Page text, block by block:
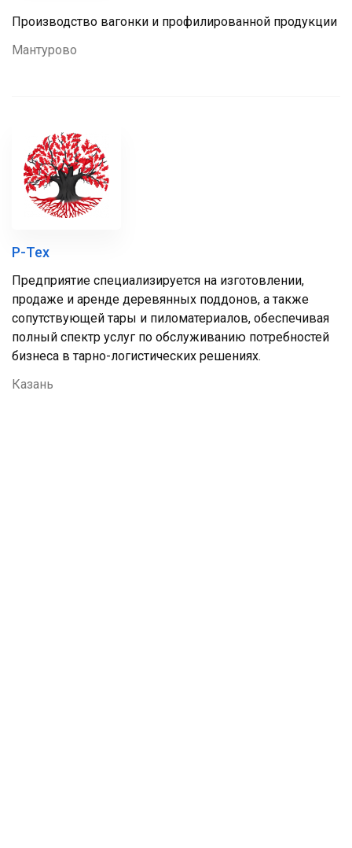
Производство вагонки и профилированной продукции
Мантурово
Р-Тех
Предприятие специализируется на изготовлении,
продаже и аренде деревянных поддонов, а также
сопутствующей тары и пиломатериалов, обеспечивая
полный спектр услуг по обслуживанию потребностей
бизнеса в тарно-логистических решениях.
Казань